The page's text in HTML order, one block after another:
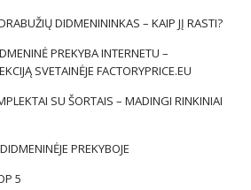
DIDMENININKAS – KAIP JĮ RASTI?
PREKYBA INTERNETU –
SVETAINĖJE FACTORYPRICE.EU
SU ŠORTAIS – MADINGI RINKINIAI
PREKYBOJE
5